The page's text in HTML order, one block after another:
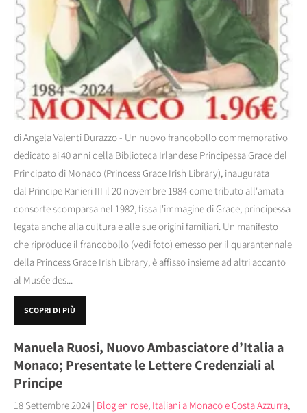
di Angela Valenti Durazzo - Un nuovo francobollo commemorativo
dedicato ai 40 anni della Biblioteca Irlandese Principessa Grace del
Principato di Monaco (Princess Grace Irish Library), inaugurata
dal Principe Ranieri III il 20 novembre 1984 come tributo all'amata
consorte scomparsa nel 1982, fissa l'immagine di Grace, principessa
legata anche alla cultura e alle sue origini familiari. Un manifesto
che riproduce il francobollo (vedi foto) emesso per il quarantennale
della Princess Grace Irish Library, è affisso insieme ad altri accanto
al Musée des...
SCOPRI DI PIÙ
Manuela Ruosi, Nuovo Ambasciatore d’Italia a
Monaco; Presentate le Lettere Credenziali al
Principe
18 Settembre 2024 | Blog en rose, Italiani a Monaco e Costa Azzurra,